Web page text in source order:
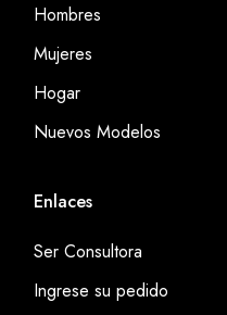
Hombres
Mujeres
Hogar
Nuevos Modelos
Enlaces
Ser Consultora
Ingrese su pedido